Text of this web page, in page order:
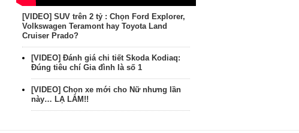
[VIDEO] SUV trên 2 tỷ : Chọn Ford Explorer,
Volkswagen Teramont hay Toyota Land
Cruiser Prado?
[VIDEO] Đánh giá chi tiết Skoda Kodiaq:
Đúng tiêu chí Gia đình là số 1
[VIDEO] Chọn xe mới cho Nữ nhưng lần
này… LẠ LẮM!!